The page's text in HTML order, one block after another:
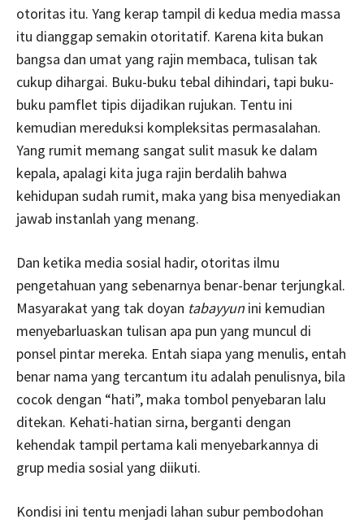
otoritas itu. Yang kerap tampil di kedua media massa
itu dianggap semakin otoritatif. Karena kita bukan
bangsa dan umat yang rajin membaca, tulisan tak
cukup dihargai. Buku-buku tebal dihindari, tapi buku-
buku pamflet tipis dijadikan rujukan. Tentu ini
kemudian mereduksi kompleksitas permasalahan.
Yang rumit memang sangat sulit masuk ke dalam
kepala, apalagi kita juga rajin berdalih bahwa
kehidupan sudah rumit, maka yang bisa menyediakan
jawab instanlah yang menang.
Dan ketika media sosial hadir, otoritas ilmu
pengetahuan yang sebenarnya benar-benar terjungkal.
Masyarakat yang tak doyan tabayyun ini kemudian
menyebarluaskan tulisan apa pun yang muncul di
ponsel pintar mereka. Entah siapa yang menulis, entah
benar nama yang tercantum itu adalah penulisnya, bila
cocok dengan “hati”, maka tombol penyebaran lalu
ditekan. Kehati-hatian sirna, berganti dengan
kehendak tampil pertama kali menyebarkannya di
grup media sosial yang diikuti.
Kondisi ini tentu menjadi lahan subur pembodohan